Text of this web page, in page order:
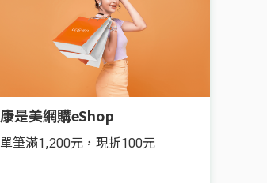
康是美網購eShop
單筆滿1,200元，現折100元